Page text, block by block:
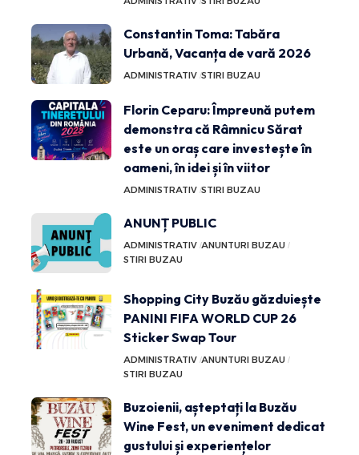
Constantin Toma: Tabăra
Urbană, Vacanța de vară 2026
ADMINISTRATIV STIRI BUZAU
Florin Ceparu: Împreună putem
demonstra că Râmnicu Sărat
este un oraș care investește în
oameni, în idei și în viitor
ADMINISTRATIV STIRI BUZAU
ANUNȚ PUBLIC
ADMINISTRATIV ANUNTURI BUZAU
STIRI BUZAU
Shopping City Buzău găzduiește
PANINI FIFA WORLD CUP 26
Sticker Swap Tour
ADMINISTRATIV ANUNTURI BUZAU
STIRI BUZAU
Buzoienii, așteptați la Buzău
Wine Fest, un eveniment dedicat
gustului și experiențelor